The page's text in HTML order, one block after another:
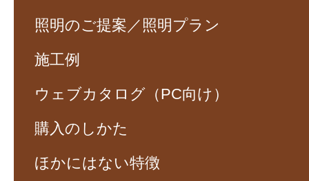
照明のご提案／照明プラン
施工例
ウェブカタログ（PC向け）
購入のしかた
ほかにはない特徴